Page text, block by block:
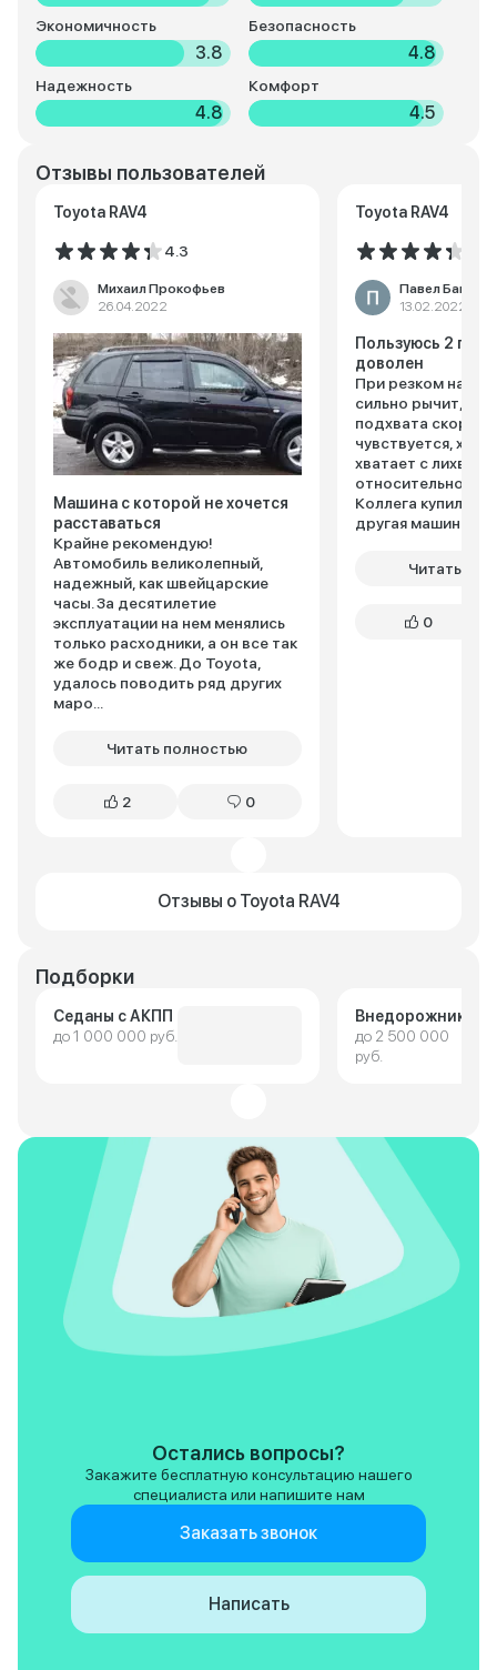
Экономичность
3.8
Безопасность
4.8
Надежность
4.8
Комфорт
4.5
Отзывы пользователей
Toyota RAV4
4.3
Михаил Прокофьев
26.04.2022
Машина с которой не хочется
расставаться
Крайне рекомендую!
Автомобиль великолепный,
надежный, как швейцарские
часы. За десятилетие
эксплуатации на нем менялись
только расходники, а он все так
же бодр и свеж. До Toyota,
удалось поводить ряд других
маро...
Читать полностью
2 0
Toyota RAV4
Павел
13.02.2022
Пользуюсь 2
доволен
При резком
сильно рычит,
подхвата
чувствуется,
хватает с лихвой
относительно
Коллега купил 2,0
другая машина).
Читать
0
Отзывы о Toyota RAV4
Подборки
Седаны с АКПП
до 1 000 000 руб.
Внедорожники
до 2 500 000
руб.
Остались вопросы?
Закажите бесплатную консультацию нашего
специалиста или напишите нам
Заказать звонок
Написать